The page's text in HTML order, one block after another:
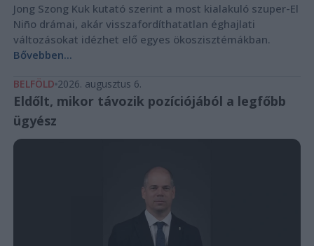
Jong Szong Kuk kutató szerint a most kialakuló szuper-El
Niño drámai, akár visszafordíthatatlan éghajlati
változásokat idézhet elő egyes ökoszisztémákban.
Bővebben...
BELFÖLD 2026. augusztus 6.
Eldőlt, mikor távozik pozíciójából a legfőbb
ügyész